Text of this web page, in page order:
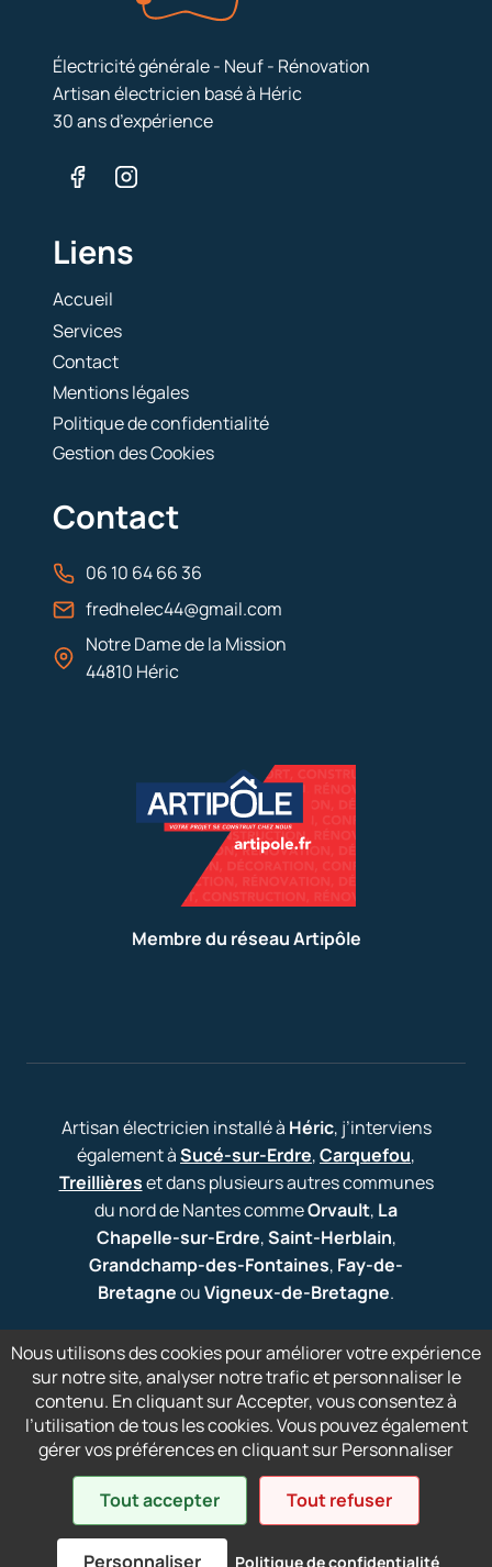
Nous utilisons des cookies pour améliorer votre expérience
sur notre site, analyser notre trafic et personnaliser le
contenu. En cliquant sur Accepter, vous consentez à
l’utilisation de tous les cookies. Vous pouvez également
gérer vos préférences en cliquant sur Personnaliser
Tout accepter Tout refuser
Personnaliser Politique de confidentialité
Électricité générale - Neuf - Rénovation
Artisan électricien basé à Héric
30 ans d’expérience
Liens
Accueil
Services
Contact
Mentions légales
Politique de confidentialité
Gestion des Cookies
Contact
06 10 64 66 36
fredhelec44@gmail.com
Notre Dame de la Mission
44810 Héric
Membre du réseau Artipôle
Artisan électricien installé à Héric, j’interviens
également àSucé-sur-Erdre,Carquefou,
Treillièreset dans plusieurs autres communes
du nord de Nantes commeOrvault, La
Chapelle-sur-Erdre,Saint-Herblain,
Grandchamp-des-Fontaines, Fay-de-
BretagneouVigneux-de-Bretagne.
© 2026 FREDHELEC — Électricité générale -
Neuf - Rénovation
La Cabane Digitale - Création Web &
Référencement